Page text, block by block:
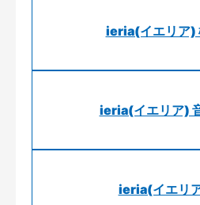
ieria(イエリア)
ieria(イエリア)
ieria(イエリ